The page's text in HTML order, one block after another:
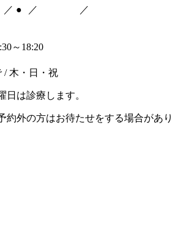
／ ● ／ ／
～18:20
/ 木・日・祝
は診療します。
約外の方はお待たせをする場合があり